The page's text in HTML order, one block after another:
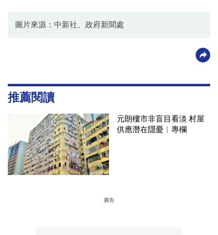
圖片來源：中新社、政府新聞處
推薦閱讀
元朗樓市非盲目看淡 村屋
供應潛在隱憂︳專欄
廣告